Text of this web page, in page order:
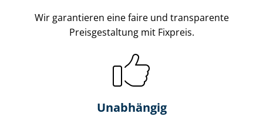
Wir garantieren eine faire und transparente
Preisgestaltung mit Fixpreis.
Unabhängig